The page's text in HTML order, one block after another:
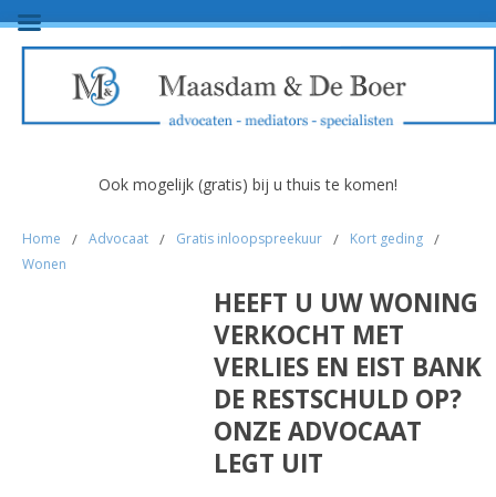
Ook mogelijk (gratis) bij u thuis te komen!
Home / Advocaat / Gratis inloopspreekuur / Kort geding /
Wonen
HEEFT U UW WONING
VERKOCHT MET
VERLIES EN EIST BANK
DE RESTSCHULD OP?
ONZE ADVOCAAT
LEGT UIT